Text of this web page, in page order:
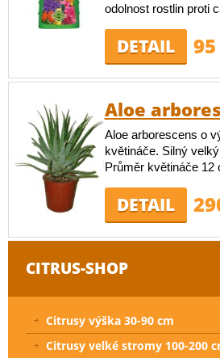
odolnost rostlin proti
DETAIL
Aloe
Aloe arborescens o
květináče. Silný
Průměr květináče 12
DETAIL
CITRUS-SHOP
Citrusy výška 30-90 cm
Citrusy velké stromy 100-200